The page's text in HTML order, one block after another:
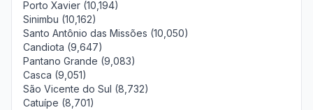
Porto Xavier (10,194)
Sinimbu (10,162)
Santo Antônio das Missões (10,050)
Candiota (9,647)
Pantano Grande (9,083)
Casca (9,051)
São Vicente do Sul (8,732)
Catuípe (8,701)